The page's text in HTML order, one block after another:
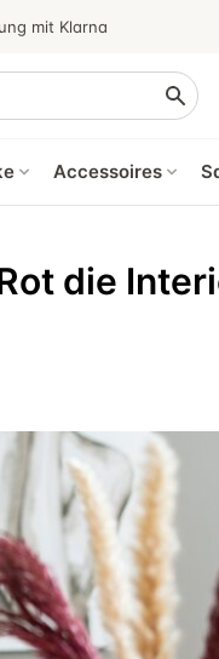
mit Klarna
Accessoires
die